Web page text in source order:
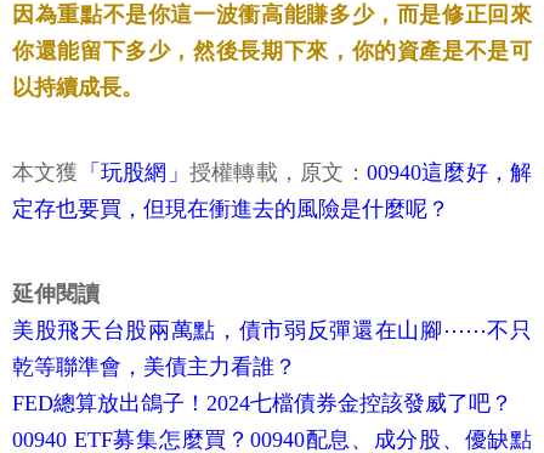
因為重點不是你這一波衝高能賺多少，而是修正回來
你還能留下多少，然後長期下來，你的資產是不是可
以持續成長。
本文獲 「玩股網」 授權轉載，原文： 00940這麼好，解
定存也要買，但現在衝進去的風險是什麼呢？
延伸閱讀
美股飛天台股兩萬點，債市弱反彈還在山腳⋯⋯不只
乾等聯準會，美債主力看誰？
FED總算放出鴿子！2024七檔債券金控該發威了吧？
00940 ETF募集怎麼買？00940配息、成分股、優缺點